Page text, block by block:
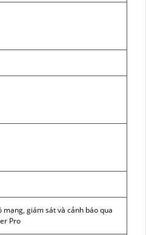
mạng, giám sát và cảnh báo qua
Pro